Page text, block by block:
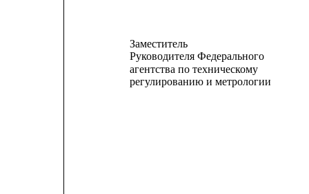
Заместитель
Руководителя Федерального
агентства по техническому
регулированию и метрологии